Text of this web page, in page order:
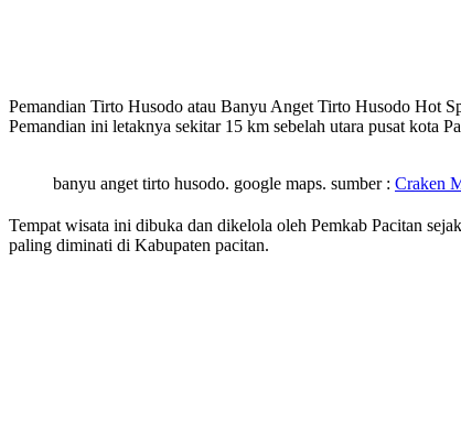
Pemandian Tirto Husodo atau Banyu Anget Tirto Husodo Hot
Pemandian ini letaknya sekitar 15 km sebelah utara pusat kota
banyu anget tirto husodo. google maps. sumber : Craken
Tempat wisata ini dibuka dan dikelola oleh Pemkab Pacitan
paling diminati di Kabupaten pacitan.